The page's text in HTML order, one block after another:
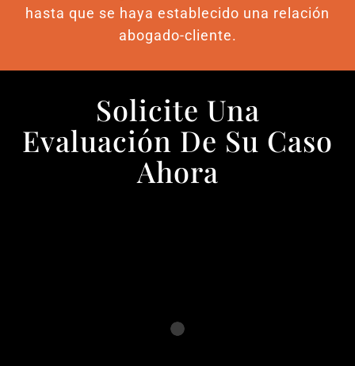
hasta que se haya establecido una relación
abogado-cliente.
Solicite Una
Evaluación De Su Caso
Ahora